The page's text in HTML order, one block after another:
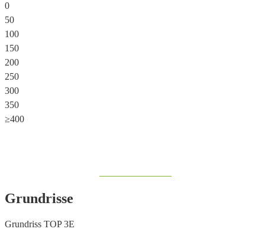
0
50
100
150
200
250
300
350
≥400
Grundrisse
Grundriss TOP 3E